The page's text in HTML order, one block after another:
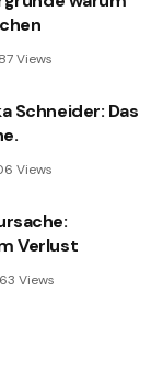
Views
Schneider: Das
Views
Verlust
63 Views